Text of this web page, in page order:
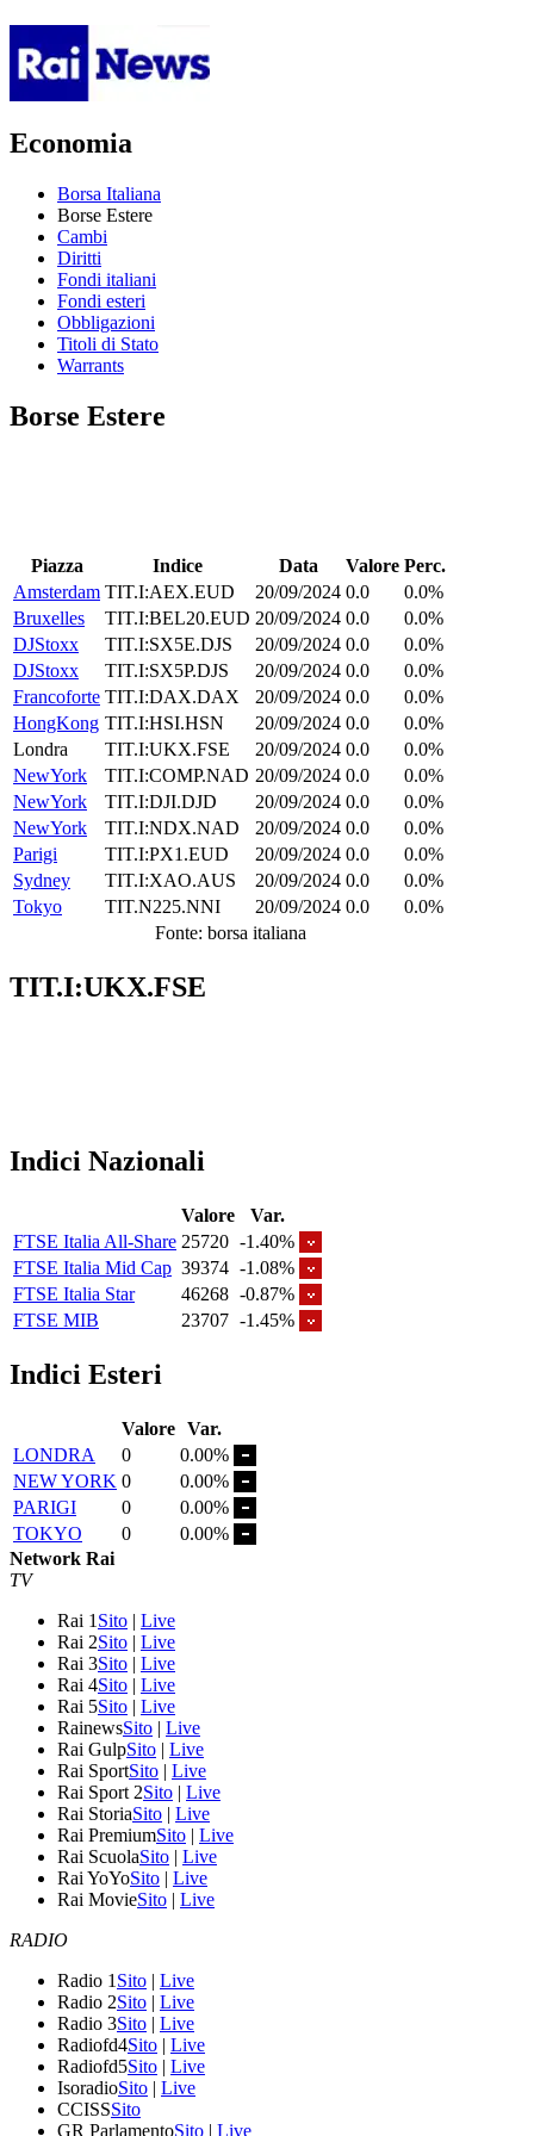
Economia
Borsa Italiana
Borse Estere
Cambi
Diritti
Fondi italiani
Fondi esteri
Obbligazioni
Titoli di Stato
Warrants
Borse Estere
Piazza Indice Data Valore Perc.
Amsterdam TIT.I:AEX.EUD 20/09/2024 0.0
0.0%
Bruxelles
TIT.I:BEL20.EUD 20/09/2024 0.0
0.0%
DJStoxx
TIT.I:SX5E.DJS 20/09/2024 0.0
0.0%
DJStoxx
TIT.I:SX5P.DJS 20/09/2024 0.0
0.0%
Francoforte TIT.I:DAX.DAX 20/09/2024 0.0
0.0%
HongKong TIT.I:HSI.HSN 20/09/2024 0.0
0.0%
Londra
TIT.I:UKX.FSE 20/09/2024 0.0
0.0%
NewYork
TIT.I:COMP.NAD 20/09/2024 0.0
0.0%
NewYork
TIT.I:DJI.DJD 20/09/2024 0.0
0.0%
NewYork
TIT.I:NDX.NAD 20/09/2024 0.0
0.0%
Parigi
TIT.I:PX1.EUD 20/09/2024 0.0
0.0%
Sydney
TIT.I:XAO.AUS 20/09/2024 0.0
0.0%
Tokyo
TIT.N225.NNI 20/09/2024 0.0
0.0%
Fonte: borsa italiana
TIT.I:UKX.FSE
Indici Nazionali
Valore
Var.
FTSE Italia All-Share 25720 -1.40%
FTSE Italia Mid Cap 39374 -1.08%
FTSE Italia Star
46268 -0.87%
FTSE MIB
23707 -1.45%
Indici Esteri
Valore Var.
LONDRA
0
0.00%
NEW YORK 0
0.00%
PARIGI
0
0.00%
TOKYO
0
0.00%
Network Rai
TV
Rai 1 Sito | Live
Rai 2Sito | Live
Rai 3Sito | Live
Rai 4Sito | Live
Rai 5Sito | Live
RainewsSito | Live
Rai GulpSito | Live
Rai SportSito | Live
Rai Sport 2Sito | Live
Rai StoriaSito | Live
Rai PremiumSito | Live
Rai ScuolaSito | Live
Rai YoYoSito | Live
Rai MovieSito | Live
RADIO
Radio 1 Sito | Live
Radio 2Sito | Live
Radio 3Sito | Live
Radiofd4Sito | Live
Radiofd5Sito | Live
IsoradioSito | Live
CCISSSito
GR ParlamentoSito | Live